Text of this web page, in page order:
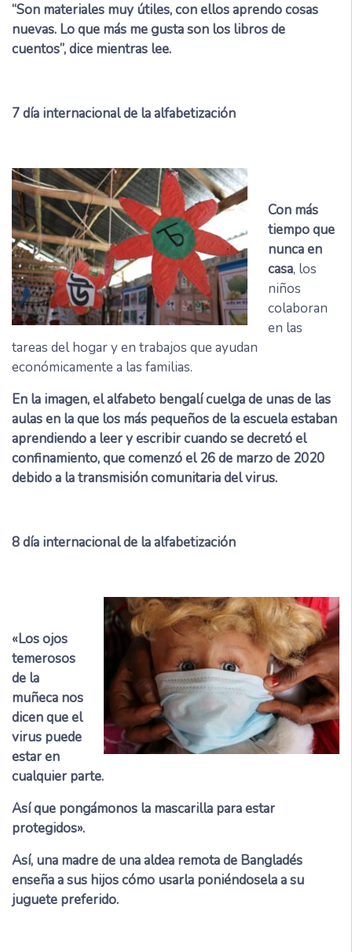
“Son materiales muy útiles, con ellos aprendo cosas
nuevas. Lo que más me gusta son los libros de
cuentos”, dice mientras lee.
7día internacional de la alfabetización
Con más
tiempo que
nunca en
casa, los
niños
colaboran
en las
tareas del hogar y en trabajos que ayudan
económicamente a las familias.
En la imagen, el alfabeto bengalí cuelga de unas de las
aulas en la que los más pequeños de la escuela estaban
aprendiendo a leer y escribir cuando se decretó el
confinamiento, que comenzó el 26 de marzo de 2020
debido a la transmisión comunitaria del virus.
8día internacional de la alfabetización
«Los ojos
temerosos
de la
muñeca nos
dicen que el
virus puede
estar en
cualquier parte.
Así que pongámonos la mascarilla para estar
protegidos».
Así, una madre de una aldea remota de Bangladés
enseña a sus hijos cómo usarla poniéndosela a su
juguete preferido.